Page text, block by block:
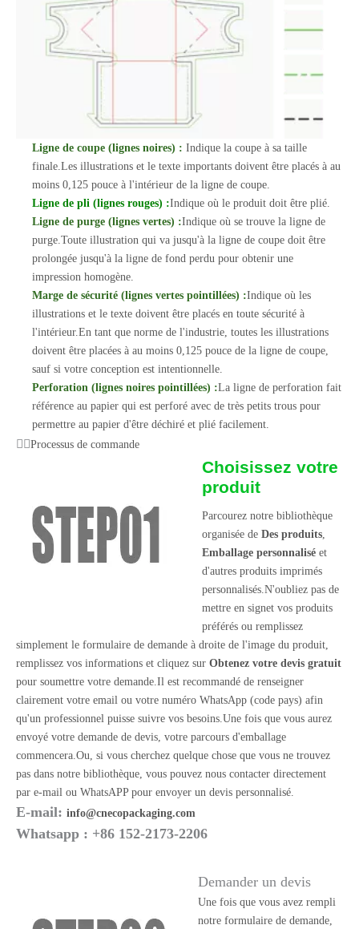
Ligne de coupe (lignes noires) : Indique la coupe à sa taille
finale.Les illustrations et le texte importants doivent être placés à au
moins 0,125 pouce à l'intérieur de la ligne de coupe.
Ligne de pli (lignes rouges) :Indique où le produit doit être plié.
Ligne de purge (lignes vertes) :Indique où se trouve la ligne de
purge.Toute illustration qui va jusqu'à la ligne de coupe doit être
prolongée jusqu'à la ligne de fond perdu pour obtenir une
impression homogène.
Marge de sécurité (lignes vertes pointillées) :Indique où les
illustrations et le texte doivent être placés en toute sécurité à
l'intérieur.En tant que norme de l'industrie, toutes les illustrations
doivent être placées à au moins 0,125 pouce de la ligne de coupe,
sauf si votre conception est intentionnelle.
Perforation (lignes noires pointillées) :La ligne de perforation fait
référence au papier qui est perforé avec de très petits trous pour
permettre au papier d'être déchiré et plié facilement.
Processus de commande
Choisissez votre
produit
Parcourez notre bibliothèque
organisée de Des produits,
Emballage personnaliséet
d'autres produits imprimés
personnalisés.N'oubliez pas de
mettre en signet vos produits
préférés ou remplissez
simplement le formulaire de demande à droite de l'image du produit,
remplissez vos informations et cliquez sur Obtenez votre devis gratuit
pour soumettre votre demande.Il est recommandé de renseigner
clairement votre email ou votre numéro WhatsApp (code pays) afin
qu'un professionnel puisse suivre vos besoins.Une fois que vous aurez
envoyé votre demande de devis, votre parcours d'emballage
commencera.Ou, si vous cherchez quelque chose que vous ne trouvez
pas dans notre bibliothèque, vous pouvez nous contacter directement
par e-mail ou WhatsAPP pour envoyer un devis personnalisé.
E-mail: info@cnecopackaging.com
Whatsapp : +86 152-2173-2206
Demander un devis
Une fois que vous avez rempli
notre formulaire de demande,